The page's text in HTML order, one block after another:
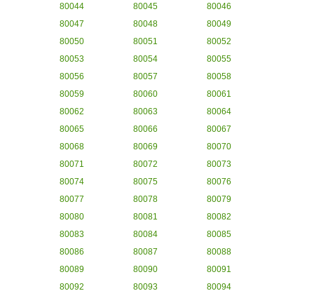
80044
80045
80046
80047
80048
80049
80050
80051
80052
80053
80054
80055
80056
80057
80058
80059
80060
80061
80062
80063
80064
80065
80066
80067
80068
80069
80070
80071
80072
80073
80074
80075
80076
80077
80078
80079
80080
80081
80082
80083
80084
80085
80086
80087
80088
80089
80090
80091
80092
80093 80094